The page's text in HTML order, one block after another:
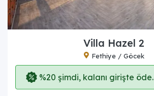
Villa Hazel 2
Fethiye / Göcek
%20 şimdi, kalanı girişte öde.